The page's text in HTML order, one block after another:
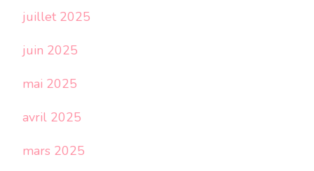
juillet 2025
juin 2025
mai 2025
avril 2025
mars 2025